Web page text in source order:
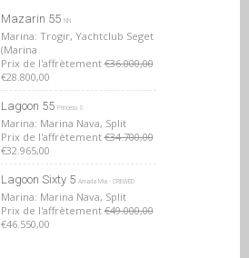
Mazarin 55 NN
Marina: Trogir, Yachtclub Seget
(Marina
Prix de l'affrètement€36.000,00
€28.800,00
Lagoon 55 Princess S
Marina: Marina Nava, Split
Prix de l'affrètement€34.700,00
€32.965,00
Lagoon Sixty 5 Amada Mia - CREWED
Marina: Marina Nava, Split
Prix de l'affrètement€49.000,00
€46.550,00